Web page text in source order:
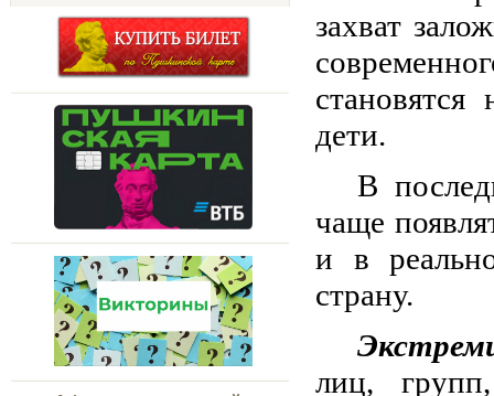
захват
дети.
В
чаще
и в
страну.
лиц,